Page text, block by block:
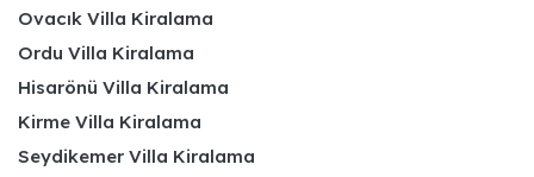
Ovacık Villa Kiralama
Ordu Villa Kiralama
Hisarönü Villa Kiralama
Kirme Villa Kiralama
Seydikemer Villa Kiralama